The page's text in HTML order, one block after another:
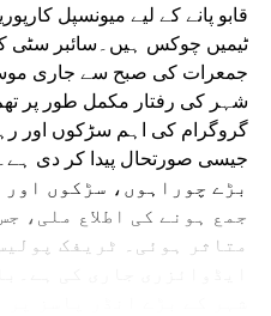
قابو پانے کے لیے میونسپل
ٹیمیں چوکس ہیں۔سائبر سٹی
جمعرات کی صبح سے جاری
شہر کی رفتار مکمل طور پر
گروگرام کی اہم سڑکوں اور
بڑے چوراہوں، سڑکوں اور
جمع ہونے کی اطلاع ملی،
متاثر ہوئی۔ ٹریفک